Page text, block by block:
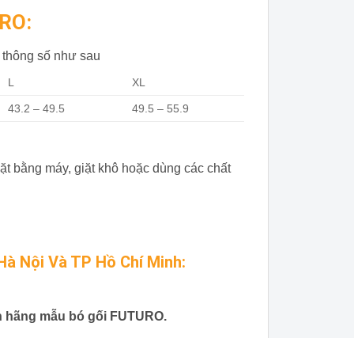
số như sau
L XL
43.2 – 49.5 49.5 – 55.9
bằng máy, giặt khô hoặc dùng các chất
Nội Và TP Hồ Chí Minh:
mẫu bó gối FUTURO.